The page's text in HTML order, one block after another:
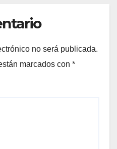
no será publicada.
marcados con *